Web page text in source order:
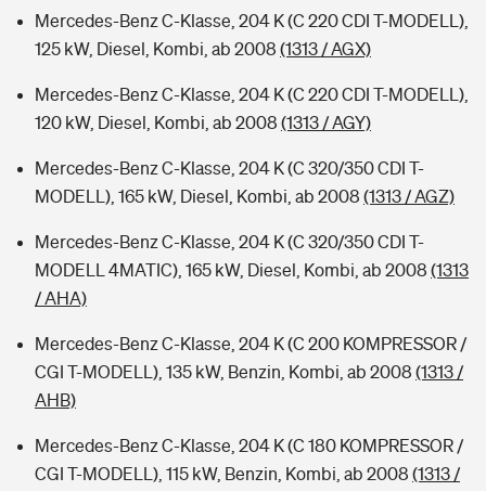
Mercedes-Benz C-Klasse, 204 K (C 220 CDI T-MODELL),
125 kW, Diesel, Kombi, ab 2008 (1313 / AGX)
Mercedes-Benz C-Klasse, 204 K (C 220 CDI T-MODELL),
120 kW, Diesel, Kombi, ab 2008 (1313 / AGY)
Mercedes-Benz C-Klasse, 204 K (C 320/350 CDI T-
MODELL), 165 kW, Diesel, Kombi, ab 2008 (1313 / AGZ)
Mercedes-Benz C-Klasse, 204 K (C 320/350 CDI T-
MODELL 4MATIC), 165 kW, Diesel, Kombi, ab 2008 (1313
/ AHA)
Mercedes-Benz C-Klasse, 204 K (C 200 KOMPRESSOR /
CGI T-MODELL), 135 kW, Benzin, Kombi, ab 2008 (1313 /
AHB)
Mercedes-Benz C-Klasse, 204 K (C 180 KOMPRESSOR /
CGI T-MODELL), 115 kW, Benzin, Kombi, ab 2008 (1313 /